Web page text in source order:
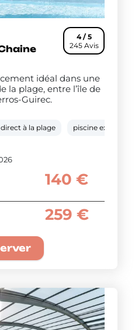
4 / 5
245 Avis
idéal dans une
la plage, entre l’île de
Guirec.
à la plage piscine
140 €
259 €